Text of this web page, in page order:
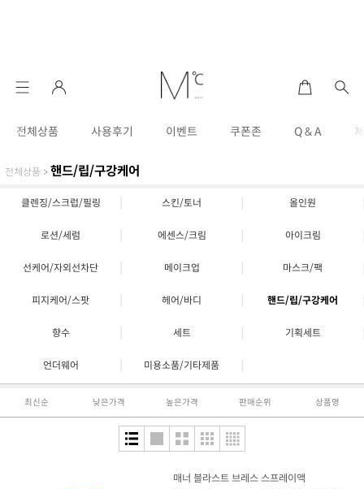
전체상품 사용후기 이벤트 쿠폰존 Q & A
전체상품 > 핸드/립/구강케어
클렌징/스크럽/필링 스킨/토너 올인원
로션/세럼 에센스/크림 아이크림
선케어/자외선차단 메이크업 마스크/팩
피지케어/스팟 헤어/바디 핸드/립/구강케어
향수 세트 기획세트
언더웨어 미용소품/기타제품
최신순 낮은가격 높은가격 판매순위 상품명
매너 블라스트 브레스 스프레이액